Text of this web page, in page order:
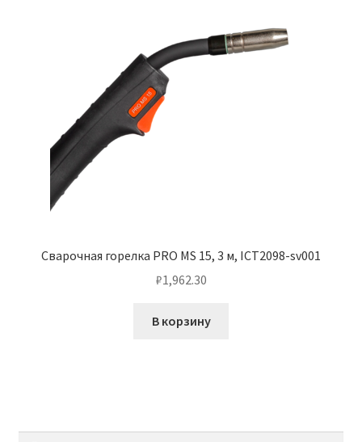
Сварочная горелка PRO MS 15, 3 м, ICT2098-sv001
₽1,962.30
В корзину